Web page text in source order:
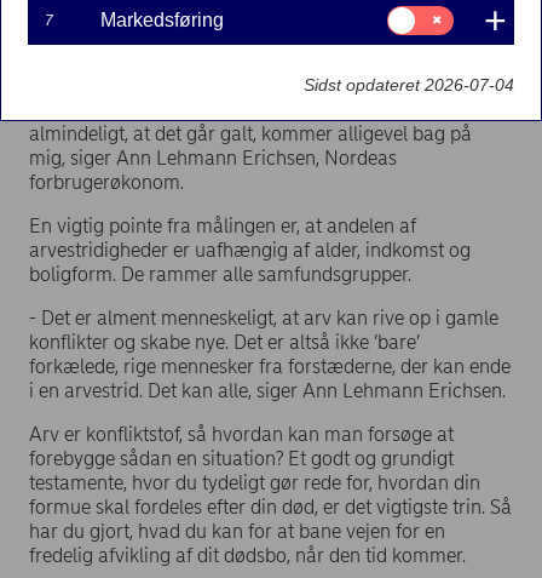
fremgår af en ny måling, som YouGov har udført for
Nordea.
- Jeg var godt klar over, at arvesager kan være giftige,
almindeligt, at det går galt, kommer alligevel bag på
mig, siger Ann Lehmann Erichsen, Nordeas
forbrugerøkonom.
En vigtig pointe fra målingen er, at andelen af
arvestridigheder er uafhængig af alder, indkomst og
boligform. De rammer alle samfundsgrupper.
- Det er alment menneskeligt, at arv kan rive op i gamle
konflikter og skabe nye. Det er altså ikke ’bare’
forkælede, rige mennesker fra forstæderne, der kan ende
i en arvestrid. Det kan alle, siger Ann Lehmann Erichsen.
Arv er konfliktstof, så hvordan kan man forsøge at
forebygge sådan en situation? Et godt og grundigt
testamente, hvor du tydeligt gør rede for, hvordan din
formue skal fordeles efter din død, er det vigtigste trin. Så
har du gjort, hvad du kan for at bane vejen for en
fredelig afvikling af dit dødsbo, når den tid kommer.
7 Markedsføring
Samtykke
til:
Markedsføring
Sidst opdateret 2026-07-04